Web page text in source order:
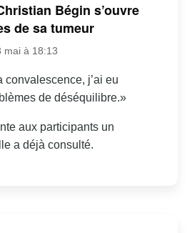
Bégin s’ouvre
de sa tumeur
mai à 18:13
convalescence, j’ai eu
de déséquilibre.»
aux participants un
a déjà consulté.